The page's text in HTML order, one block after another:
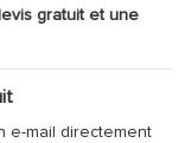
gratuit et une
e-mail directement